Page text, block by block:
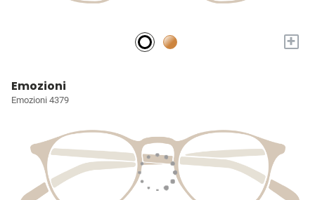
+
Emozioni
Emozioni 4379